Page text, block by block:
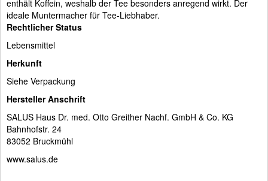
enthält Koffein, weshalb der Tee besonders anregend wirkt. Der
ideale Muntermacher für Tee-Liebhaber.
Rechtlicher Status
Lebensmittel
Herkunft
Siehe Verpackung
Hersteller Anschrift
SALUS Haus Dr. med. Otto Greither Nachf. GmbH & Co. KG
Bahnhofstr. 24
83052 Bruckmühl
www.salus.de